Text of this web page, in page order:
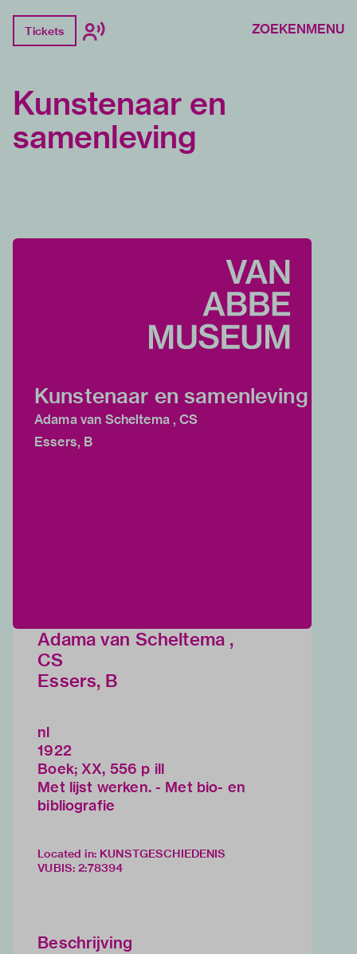
Tickets ZOEKENMENU
Kunstenaar en
samenleving
Kunstenaar en samenleving
Adama van Scheltema , CS
Essers, B
Adama van Scheltema ,
CS
Essers, B
nl
1922
Boek; XX, 556 p ill
Met lijst werken. - Met bio- en
bibliografie
Located in: KUNSTGESCHIEDENIS
VUBIS: 2:78394
Beschrijving